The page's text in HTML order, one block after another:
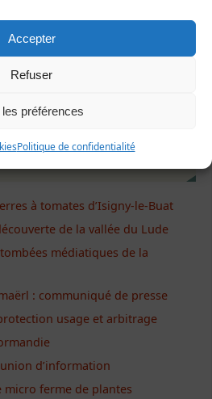
Accepter
Refuser
les préférences
Politique de confidentialité
à tomates d’Isigny-le-Buat
de la vallée du Lude
médiatiques de la
: communiqué de presse
usage et arbitrage
d’information
micro ferme de plantes